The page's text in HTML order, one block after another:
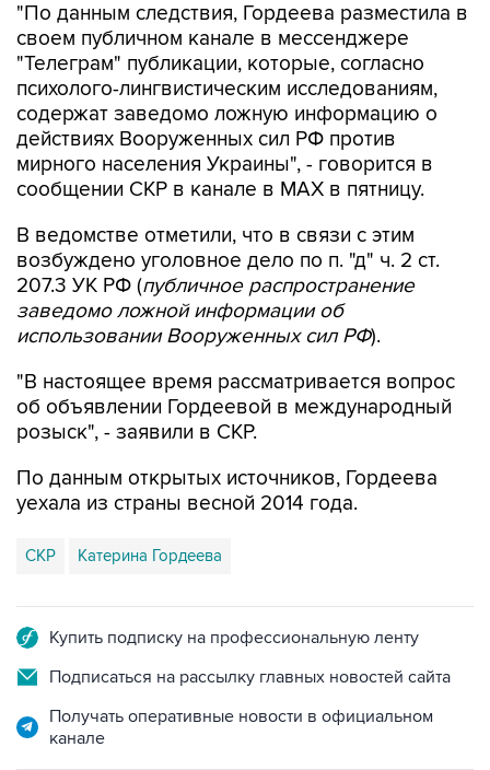
"По данным следствия, Гордеева разместила в
своем публичном канале в мессенджере
"Телеграм" публикации, которые, согласно
психолого-лингвистическим исследованиям,
содержат заведомо ложную информацию о
действиях Вооруженных сил РФ против
мирного населения Украины", - говорится в
сообщении СКР в канале в MAX в пятницу.
В ведомстве отметили, что в связи с этим
возбуждено уголовное дело по п. "д" ч. 2 ст.
207.3 УК РФ (публичное распространение
заведомо ложной информации об
использовании Вооруженных сил РФ).
"В настоящее время рассматривается вопрос
об объявлении Гордеевой в международный
розыск", - заявили в СКР.
По данным открытых источников, Гордеева
уехала из страны весной 2014 года.
СКР Катерина Гордеева
Купить подписку на профессиональную ленту
Подписаться на рассылку главных новостей сайта
Получать оперативные новости в официальном
канале